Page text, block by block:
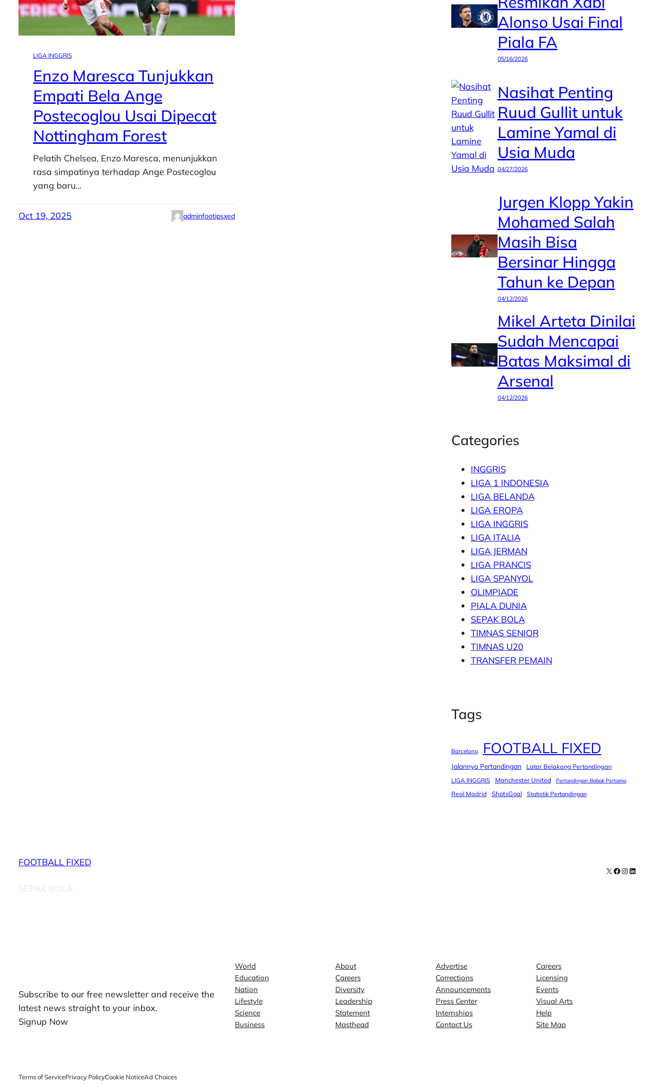
LIGA INGGRIS
Enzo Maresca Tunjukkan
Empati Bela Ange
Postecoglou Usai Dipecat
Nottingham Forest
Pelatih Chelsea, Enzo Maresca, menunjukkan
rasa simpatinya terhadap Ange Postecoglou
yang baru…
Oct 19, 2025 adminfootipsxed
Alonso Usai Final
Piala FA
05/16/2026
Nasihat Penting
Ruud Gullit untuk
Lamine Yamal di
Usia Muda
04/27/2026
Jurgen Klopp Yakin
Mohamed Salah
Masih Bisa
Bersinar Hingga
Tahun ke Depan
04/12/2026
Mikel Arteta Dinilai
Sudah Mencapai
Batas Maksimal di
Arsenal
04/12/2026
Categories
INGGRIS
LIGA 1 INDONESIA
LIGA BELANDA
LIGA EROPA
LIGA INGGRIS
LIGA ITALIA
LIGA JERMAN
LIGA PRANCIS
LIGA SPANYOL
OLIMPIADE
PIALA DUNIA
SEPAK BOLA
TIMNAS SENIOR
TIMNAS U20
TRANSFER PEMAIN
Tags
Barcelona FOOTBALL FIXED
Jalannya Pertandingan Latar Belakang Pertandingan
LIGA INGGRIS Manchester United Pertandingan Babak Pertama
Real Madrid ShotsGoal Statistik Pertandingan
FOOTBALL FIXED
SEPAK BOLA
X Facebook
Subscribe to our free newsletter and receive the
latest news straight to your inbox.
Signup Now
World
Education
Nation
Lifestyle
Science
Business
About
Careers
Diversity
Leadership
Statement
Masthead
Advertise
Corrections
Announcements
Press Center
Internships
Contact Us
Careers
Licensing
Events
Visual Arts
Help
Site Map
Terms of ServicePrivacy PolicyCookie NoticeAd Choices